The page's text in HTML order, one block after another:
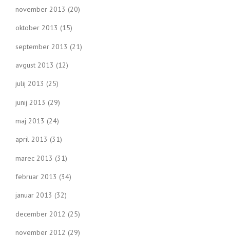
november 2013 (20)
oktober 2013 (15)
september 2013 (21)
avgust 2013 (12)
julij 2013 (25)
junij 2013 (29)
maj 2013 (24)
april 2013 (31)
marec 2013 (31)
februar 2013 (34)
januar 2013 (32)
december 2012 (25)
november 2012 (29)